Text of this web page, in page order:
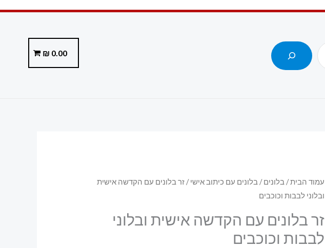
0.00
₪
עמוד הבית/ בלונים/ בלונים עם כיתוב אישי/ זר בלונים עם הקדשה אישית
ובלוני לבבות וכוכבים
זר בלונים עם הקדשה אישית ובלוני
לבבות וכוכבים